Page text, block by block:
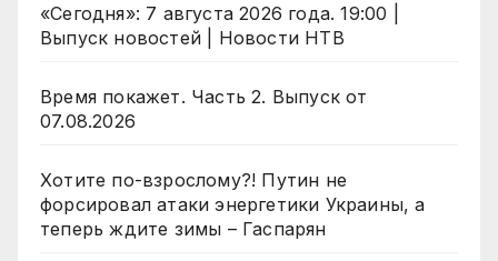
«Сегодня»: 7 августа 2026 года. 19:00 |
Выпуск новостей | Новости НТВ
Время покажет. Часть 2. Выпуск от
07.08.2026
Хотите по-взрослому?! Путин не
форсировал атаки энергетики Украины, а
теперь ждите зимы – Гаспарян